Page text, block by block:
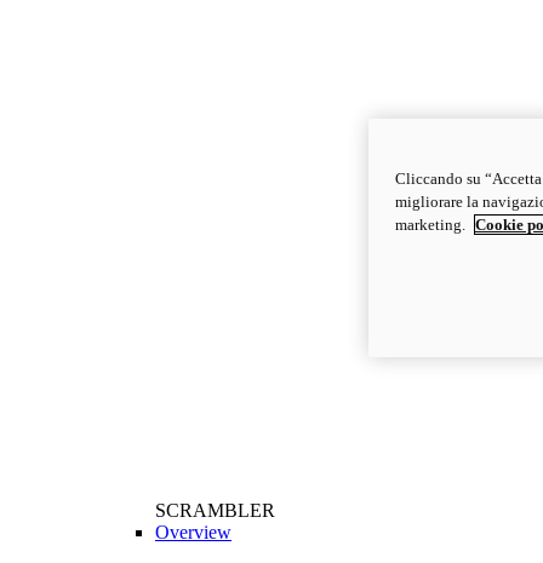
SCRAMBLER
Overview
Cliccando su
migliorare la
marketing.
Cookie